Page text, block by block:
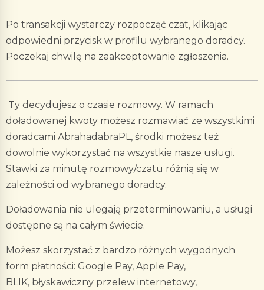
Po transakcji wystarczy rozpocząć czat, klikając
odpowiedni przycisk w profilu wybranego doradcy.
Poczekaj chwilę na zaakceptowanie zgłoszenia.
Ty decydujesz o czasie rozmowy. W ramach
doładowanej kwoty możesz rozmawiać ze wszystkimi
doradcami AbrahadabraPL, środki możesz też
dowolnie wykorzystać na wszystkie nasze usługi.
Stawki za minutę rozmowy/czatu różnią się w
zależności od wybranego doradcy.
Doładowania nie ulegają przeterminowaniu, a usługi
dostępne są na całym świecie.
Możesz skorzystać z bardzo różnych wygodnych
form płatności: Google Pay, Apple Pay,
BLIK, błyskawiczny przelew internetowy,